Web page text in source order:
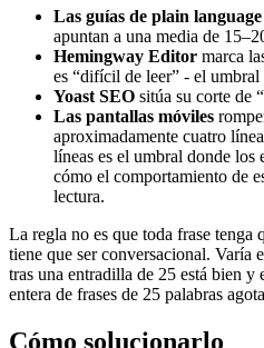
Las guías de plain
apuntan a una media de
Hemingway Editor marca
es “difícil de leer” - el umbral
Yoast SEO sitúa su corte de
Las pantallas móviles
aproximadamente cuatro
líneas es el umbral donde los
cómo el comportamiento de
lectura.
La regla no es que toda frase tenga
tiene que ser conversacional. Varía
tras una entradilla de 25 está bien y
entera de frases de 25 palabras
Cómo solucionarlo